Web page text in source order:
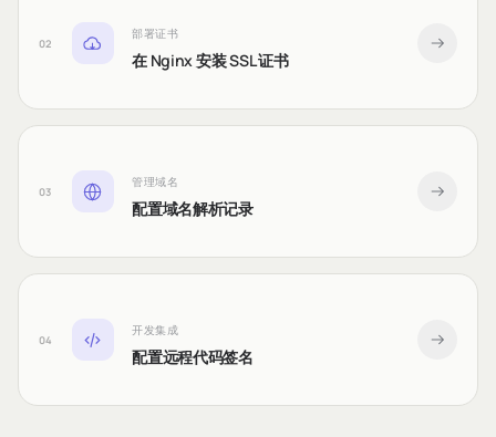
02
部署证书
在 Nginx 安装 SSL 证书
03
管理域名
配置域名解析记录
04
开发集成
配置远程代码签名